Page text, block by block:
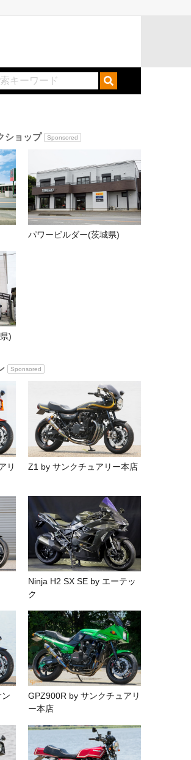
ショップ Sponsored
パワービルダー(茨城県)
)
Sponsored
リ
Z1 by サンクチュアリー本店
Ninja H2 SX SE by エーテッ
ク
GPZ900R by サンクチュアリ
ー本店